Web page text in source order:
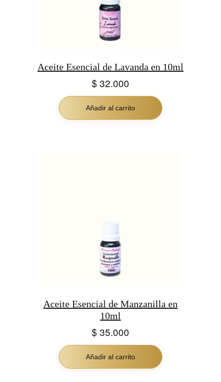
Aceite Esencial de Lavanda en 10ml
$ 32.000
Añadir al carrito
Aceite Esencial de Manzanilla en
10ml
$ 35.000
Añadir al carrito